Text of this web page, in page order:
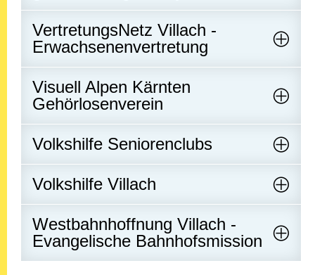
VertretungsNetz Villach -
Erwachsenenvertretung
Visuell Alpen Kärnten
Gehörlosenverein
Volkshilfe Seniorenclubs
Volkshilfe Villach
Westbahnhoffnung Villach -
Evangelische Bahnhofsmission